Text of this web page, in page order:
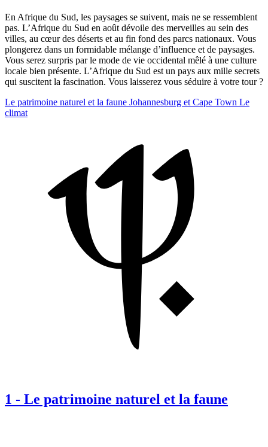
En Afrique du Sud, les paysages se suivent, mais ne se ressemblent
pas. L’Afrique du Sud en août dévoile des merveilles au sein des
villes, au cœur des déserts et au fin fond des parcs nationaux. Vous
plongerez dans un formidable mélange d’influence et de paysages.
Vous serez surpris par le mode de vie occidental mêlé à une culture
locale bien présente. L’Afrique du Sud est un pays aux mille secrets
qui suscitent la fascination. Vous laisserez vous séduire à votre tour ?
Le patrimoine naturel et la faune Johannesburg et Cape Town Le
climat
1 - Le patrimoine naturel et la faune